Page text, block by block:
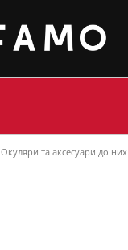
Окуляри та аксесуари до них